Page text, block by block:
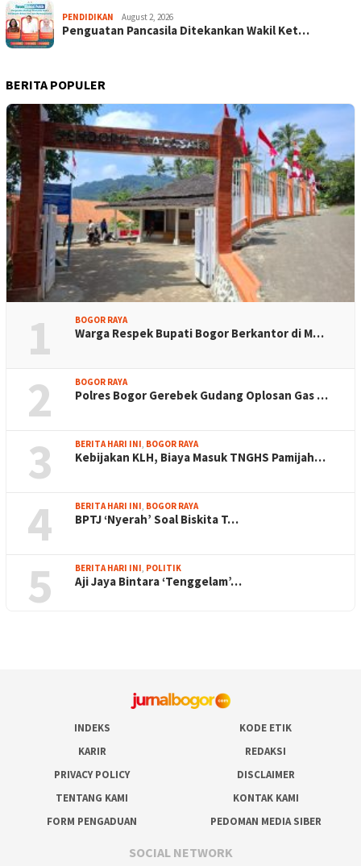
PENDIDIKAN August 2, 2026
Penguatan Pancasila Ditekankan Wakil Ket…
BERITA POPULER
1 BOGOR RAYA
Warga Respek Bupati Bogor Berkantor di M…
2 BOGOR RAYA
Polres Bogor Gerebek Gudang Oplosan Gas …
3 BERITA HARI INI BOGOR RAYA
Kebijakan KLH, Biaya Masuk TNGHS Pamijah…
4 BERITA HARI INI BOGOR RAYA
BPTJ ‘Nyerah’ Soal Biskita T…
5 BERITA HARI INI POLITIK
Aji Jaya Bintara ‘Tenggelam’…
INDEKS
KODE ETIK
KARIR
REDAKSI
PRIVACY POLICY
DISCLAIMER
TENTANG KAMI
KONTAK KAMI
FORM PENGADUAN
PEDOMAN MEDIA SIBER
SOCIAL NETWORK